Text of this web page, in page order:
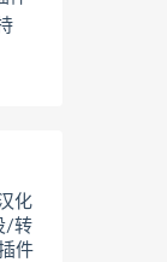
化
/转
件